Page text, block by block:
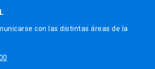
con las distintas áreas de la